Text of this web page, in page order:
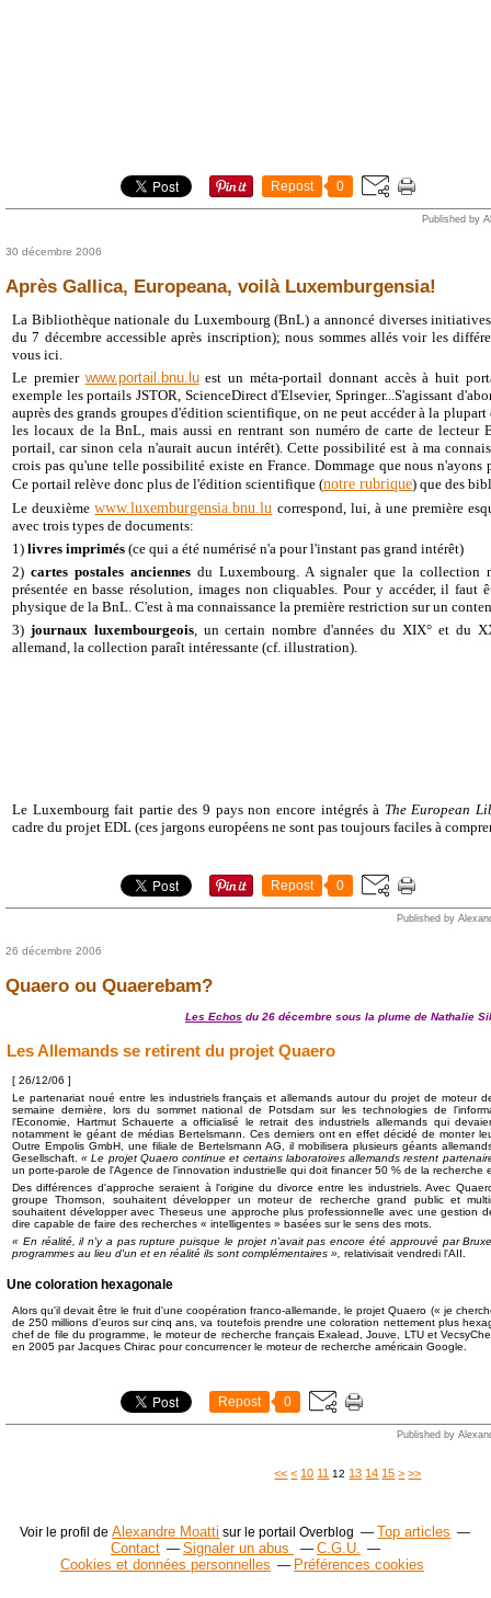
Repost 0
Published by
30 décembre 2006
Après Gallica, Europeana, voilà Luxemburgensia!
La Bibliothèque nationale du Luxembourg (BnL) a annoncé diverses
du 7 décembre accessible après inscription); nous sommes allés voir les
vous ici.
Le premier www.portail.bnu.luest un méta-portail donnant accès à huit
exemple les portails JSTOR, ScienceDirect d'Elsevier, Springer...S'agissant
auprès des grands groupes d'édition scientifique, on ne peut accéder à la
les locaux de la BnL, mais aussi en rentrant son numéro de carte de lecteur
portail, car sinon cela n'aurait aucun intérêt). Cette possibilité est à ma
crois pas qu'une telle possibilité existe en France. Dommage que nous
Ce portail relève donc plus de l'édition scientifique (notre rubrique) que des
Le deuxièmewww.luxemburgensia.bnu.lu correspond, lui, à une première
avec trois types de documents:
1) livres imprimés (ce qui a été numérisé n'a pour l'instant pas grand intérêt)
2) cartes postales anciennes du Luxembourg. A signaler que la collection
présentée en basse résolution, images non cliquables. Pour y accéder, il faut
physique de la BnL. C'est à ma connaissance la première restriction sur un
3) journaux luxembourgeois, un certain nombre d'années du XIX° et du
allemand, la collection paraît intéressante (cf. illustration).
Le Luxembourg fait partie des 9 pays non encore intégrés à The European
cadre du projet EDL (ces jargons européens ne sont pas toujours faciles à
Repost 0
Published by
26 décembre 2006
Quaero ou Quaerebam?
Les Echos du 26 décembre sous la plume de Nathalie
Les Allemands se retirent du projet Quaero
[ 26/12/06 ]
Le partenariat noué entre les industriels français et allemands autour du projet de moteur
semaine dernière, lors du sommet national de Potsdam sur les technologies de
l'Economie, Hartmut Schauerte a officialisé le retrait des industriels allemands qui
notamment le géant de médias Bertelsmann. Ces derniers ont en effet décidé de monter
Outre Empolis GmbH, une filiale de Bertelsmann AG, il mobilisera plusieurs géants
Gesellschaft.« Le projet Quaero continue et certains laboratoires allemands restent
un porte-parole de l'Agence de l'innovation industrielle qui doit financer 50 % de la recherche
Des différences d'approche seraient à l'origine du divorce entre les industriels. Avec
groupe Thomson, souhaitent développer un moteur de recherche grand public et
souhaitent développer avec Theseus une approche plus professionnelle avec une gestion
dire capable de faire des recherches « intelligentes » basées sur le sens des mots.
« En réalité, il n'y a pas rupture puisque le projet n'avait pas encore été approuvé par
programmes au lieu d'un et en réalité ils sont complémentaires », relativisait vendredi l'AII.
Une coloration hexagonale
Alors qu'il devait être le fruit d'une coopération franco-allemande, le projet Quaero (« je
de 250 millions d'euros sur cinq ans, va toutefois prendre une coloration nettement plus
chef de file du programme, le moteur de recherche français Exalead, Jouve, LTU et
en 2005 par Jacques Chirac pour concurrencer le moteur de recherche américain Google.
Repost 0
Published by
<< < 10 11 12 13 14 15 > >>
Voir le profil deAlexandre Moatti sur le portail Overblog
Top articles
Contact
Signaler un abus
C.G.U.
Cookies et données personnelles
Préférences cookies